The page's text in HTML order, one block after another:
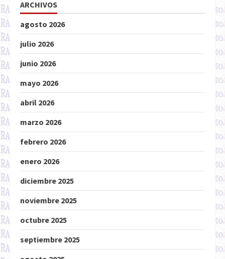
ARCHIVOS
agosto 2026
julio 2026
junio 2026
mayo 2026
abril 2026
marzo 2026
febrero 2026
enero 2026
diciembre 2025
noviembre 2025
octubre 2025
septiembre 2025